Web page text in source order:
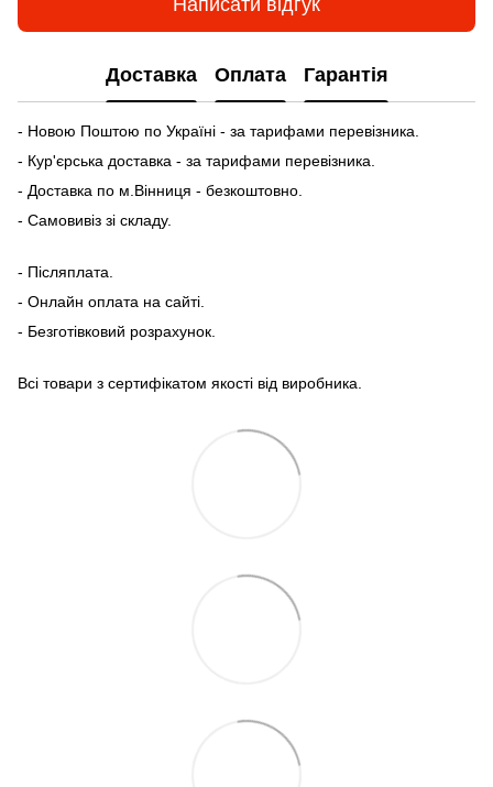
Написати відгук
Доставка Оплата Гарантія
- Новою Поштою по Україні - за тарифами перевізника.
- Кур'єрська доставка - за тарифами перевізника.
- Доставка по м.Вінниця - безкоштовно.
- Самовивіз зі складу.
- Післяплата.
- Онлайн оплата на сайті.
- Безготівковий розрахунок.
Всі товари з сертифікатом якості від виробника.